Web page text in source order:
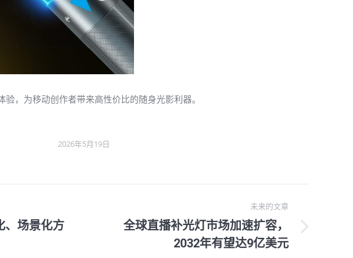
，为移动创作者带来高性价比的随身光影利器。
2026年5月19日
、场景化方
未来的文章
全球直播补光灯市场加速扩容，
2032年有望达9亿美元